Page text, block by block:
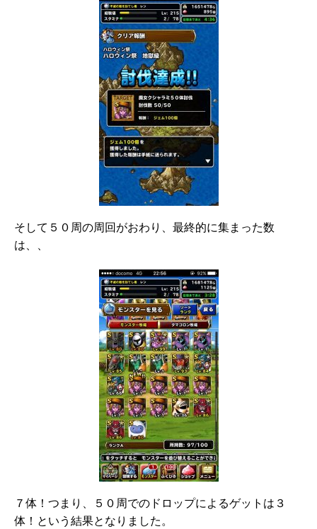
そして５０周の周回がおわり、最終的に集まった数
は、、
７体！つまり、５０周でのドロップによるゲットは３
体！という結果となりました。